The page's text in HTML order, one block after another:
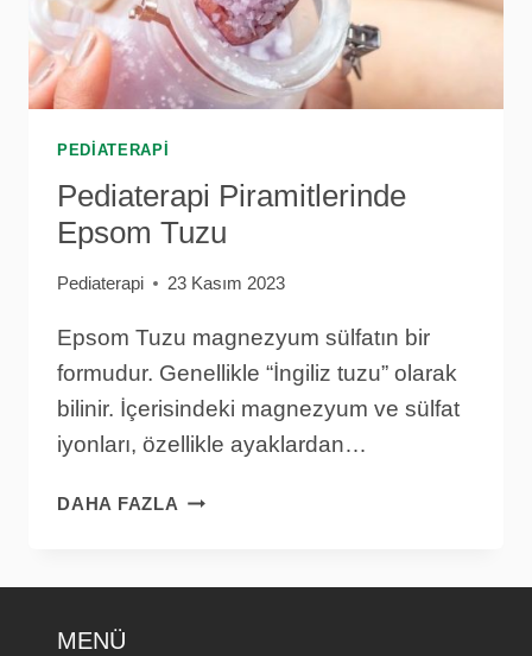
PEDIATERAPI
Pediaterapi Piramitlerinde
Epsom Tuzu
Pediaterapi 23 Kasım 2023
Epsom Tuzu magnezyum sülfatın bir
formudur. Genellikle “İngiliz tuzu” olarak
bilinir. İçerisindeki magnezyum ve sülfat
iyonları, özellikle ayaklardan…
DAHA FAZLA PEDIATERAPI
TUZU
MENÜ